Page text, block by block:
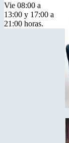
Vie 08:00 a
13:00 y 17:00 a
21:00 horas.